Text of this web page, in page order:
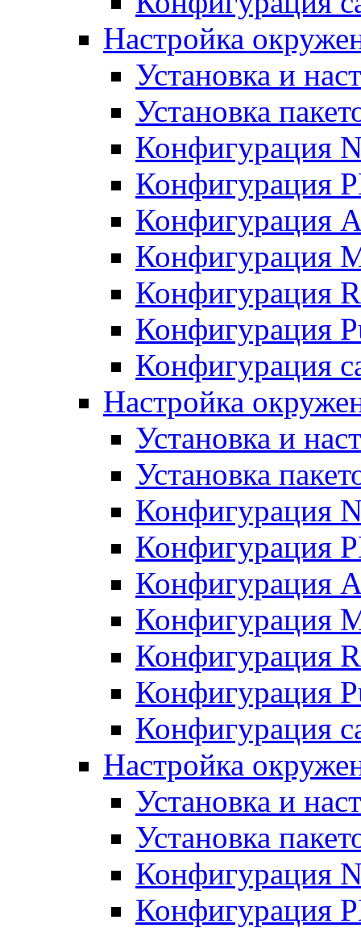
Настройка
Установка и
Установка
Конфигурация
Конфигурация
Конфигурация
Конфигурация
Конфигурация
Конфигурация
Конфигурация
Настройка
Установка и
Установка
Конфигурация
Конфигурация
Конфигурация
Конфигурация
Конфигурация
Конфигурация
Конфигурация
Настройка
Установка и
Установка
Конфигурация
Конфигурация